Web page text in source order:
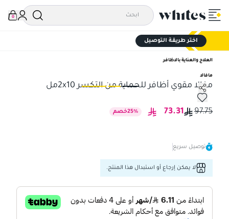
0
اختر طريقة التوصيل
العلاج والعناية بالاظافر
مافالا
مفالا مقوي أظافر للحماية من التكسر 2x10مل
مفالا مقوي أظافر للحماية من التكسر 2x10مل
97.75
73.31
25% خصم
توصيل سريع
لا يمكن إرجاع أو استبدال هذا المنتج.